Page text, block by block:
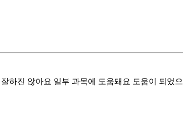
하진 않아요 일부 과목에 도움돼요 도움이 되었